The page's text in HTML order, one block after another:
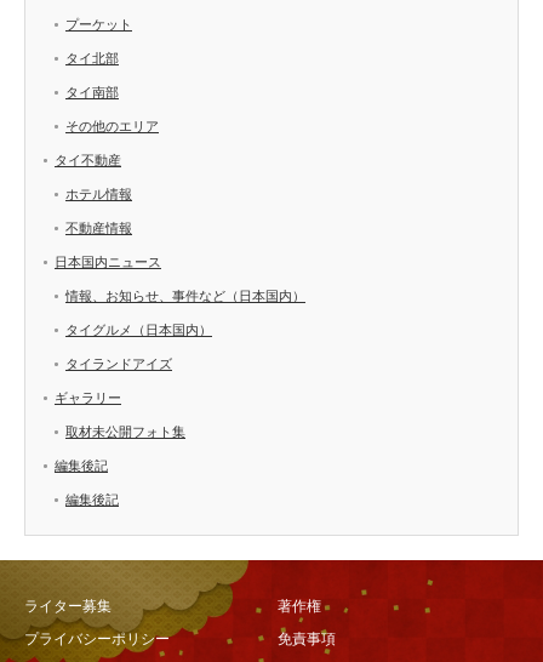
プーケット
タイ北部
タイ南部
その他のエリア
タイ不動産
ホテル情報
不動産情報
日本国内ニュース
情報、お知らせ、事件など（日本国内）
タイグルメ（日本国内）
タイランドアイズ
ギャラリー
取材未公開フォト集
編集後記
編集後記
ライター募集
著作権
プライバシーポリシー
免責事項